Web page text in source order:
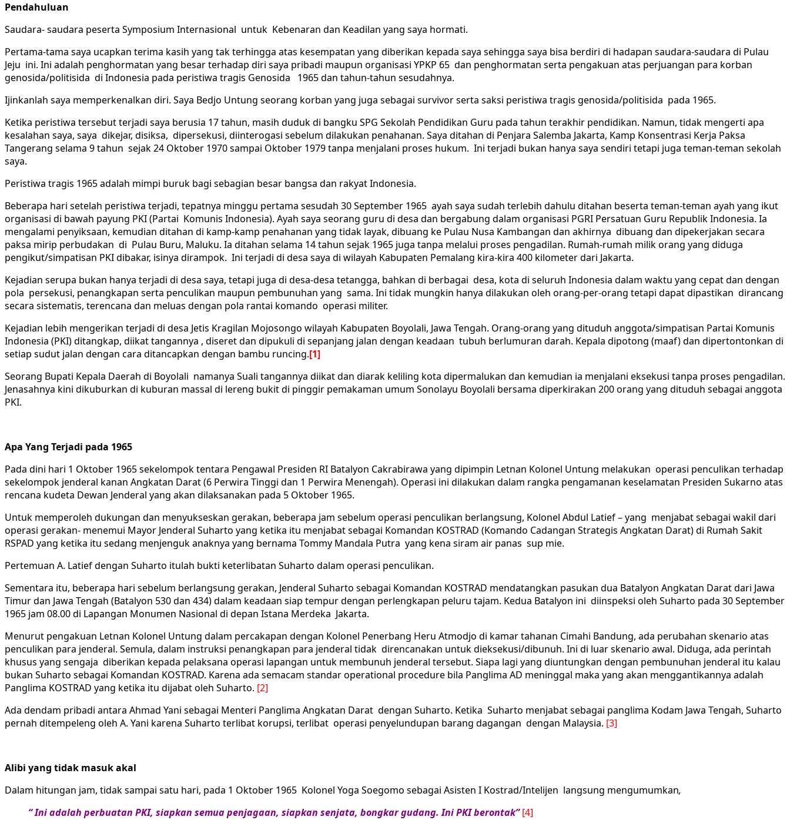
Pendahuluan
Saudara- saudara peserta Symposium Internasional untuk Kebenaran dan Keadilan yang saya hormati.
Pertama-tama saya ucapkan terima kasih yang tak terhingga atas kesempatan yang diberikan kepada saya sehingga saya bisa berdiri di hadapan saudara-saudara di Pulau
Jeju ini. Ini adalah penghormatan yang besar terhadap diri saya pribadi maupun organisasi YPKP 65 dan penghormatan serta pengakuan atas perjuangan para korban
genosida/politisida di Indonesia pada peristiwa tragis Genosida 1965 dan tahun-tahun sesudahnya.
Ijinkanlah saya memperkenalkan diri. Saya Bedjo Untung seorang korban yang juga sebagai survivor serta saksi peristiwa tragis genosida/politisida pada 1965.
Ketika peristiwa tersebut terjadi saya berusia 17 tahun, masih duduk di bangku SPG Sekolah Pendidikan Guru pada tahun terakhir pendidikan. Namun, tidak mengerti apa
kesalahan saya, saya dikejar, disiksa, dipersekusi, diinterogasi sebelum dilakukan penahanan. Saya ditahan di Penjara Salemba Jakarta, Kamp Konsentrasi Kerja Paksa
Tangerang selama 9 tahun sejak 24 Oktober 1970 sampai Oktober 1979 tanpa menjalani proses hukum. Ini terjadi bukan hanya saya sendiri tetapi juga teman-teman sekolah
saya.
Peristiwa tragis 1965 adalah mimpi buruk bagi sebagian besar bangsa dan rakyat Indonesia.
Beberapa hari setelah peristiwa terjadi, tepatnya minggu pertama sesudah 30 September 1965 ayah saya sudah terlebih dahulu ditahan beserta teman-teman ayah yang ikut
organisasi di bawah payung PKI (Partai Komunis Indonesia). Ayah saya seorang guru di desa dan bergabung dalam organisasi PGRI Persatuan Guru Republik Indonesia. Ia
mengalami penyiksaan, kemudian ditahan di kamp-kamp penahanan yang tidak layak, dibuang ke Pulau Nusa Kambangan dan akhirnya dibuang dan dipekerjakan secara
paksa mirip perbudakan di Pulau Buru, Maluku. Ia ditahan selama 14 tahun sejak 1965 juga tanpa melalui proses pengadilan. Rumah-rumah milik orang yang diduga
pengikut/simpatisan PKI dibakar, isinya dirampok. Ini terjadi di desa saya di wilayah Kabupaten Pemalang kira-kira 400 kilometer dari Jakarta.
Kejadian serupa bukan hanya terjadi di desa saya, tetapi juga di desa-desa tetangga, bahkan di berbagai desa, kota di seluruh Indonesia dalam waktu yang cepat dan dengan
pola persekusi, penangkapan serta penculikan maupun pembunuhan yang sama. Ini tidak mungkin hanya dilakukan oleh orang-per-orang tetapi dapat dipastikan dirancang
secara sistematis, terencana dan meluas dengan pola rantai komando operasi militer.
Kejadian lebih mengerikan terjadi di desa Jetis Kragilan Mojosongo wilayah Kabupaten Boyolali, Jawa Tengah. Orang-orang yang dituduh anggota/simpatisan Partai Komunis
Indonesia (PKI) ditangkap, diikat tangannya , diseret dan dipukuli di sepanjang jalan dengan keadaan tubuh berlumuran darah. Kepala dipotong (maaf) dan dipertontonkan di
setiap sudut jalan dengan cara ditancapkan dengan bambu runcing.[1]
Seorang Bupati Kepala Daerah di Boyolali namanya Suali tangannya diikat dan diarak keliling kota dipermalukan dan kemudian ia menjalani eksekusi tanpa proses pengadilan.
Jenasahnya kini dikuburkan di kuburan massal di lereng bukit di pinggir pemakaman umum Sonolayu Boyolali bersama diperkirakan 200 orang yang dituduh sebagai anggota
PKI.
Apa Yang Terjadi pada 1965
Pada dini hari 1 Oktober 1965 sekelompok tentara Pengawal Presiden RI Batalyon Cakrabirawa yang dipimpin Letnan Kolonel Untung melakukan operasi penculikan terhadap
sekelompok jenderal kanan Angkatan Darat (6 Perwira Tinggi dan 1 Perwira Menengah). Operasi ini dilakukan dalam rangka pengamanan keselamatan Presiden Sukarno atas
rencana kudeta Dewan Jenderal yang akan dilaksanakan pada 5 Oktober 1965.
Untuk memperoleh dukungan dan menyukseskan gerakan, beberapa jam sebelum operasi penculikan berlangsung, Kolonel Abdul Latief – yang menjabat sebagai wakil dari
operasi gerakan- menemui Mayor Jenderal Suharto yang ketika itu menjabat sebagai Komandan KOSTRAD (Komando Cadangan Strategis Angkatan Darat) di Rumah Sakit
RSPAD yang ketika itu sedang menjenguk anaknya yang bernama Tommy Mandala Putra yang kena siram air panas sup mie.
Pertemuan A. Latief dengan Suharto itulah bukti keterlibatan Suharto dalam operasi penculikan.
Sementara itu, beberapa hari sebelum berlangsung gerakan, Jenderal Suharto sebagai Komandan KOSTRAD mendatangkan pasukan dua Batalyon Angkatan Darat dari Jawa
Timur dan Jawa Tengah (Batalyon 530 dan 434) dalam keadaan siap tempur dengan perlengkapan peluru tajam. Kedua Batalyon ini diinspeksi oleh Suharto pada 30 September
1965 jam 08.00 di Lapangan Monumen Nasional di depan Istana Merdeka Jakarta.
Menurut pengakuan Letnan Kolonel Untung dalam percakapan dengan Kolonel Penerbang Heru Atmodjo di kamar tahanan Cimahi Bandung, ada perubahan skenario atas
penculikan para jenderal. Semula, dalam instruksi penangkapan para jenderal tidak direncanakan untuk dieksekusi/dibunuh. Ini di luar skenario awal. Diduga, ada perintah
khusus yang sengaja diberikan kepada pelaksana operasi lapangan untuk membunuh jenderal tersebut. Siapa lagi yang diuntungkan dengan pembunuhan jenderal itu kalau
bukan Suharto sebagai Komandan KOSTRAD. Karena ada semacam standar operational procedure bila Panglima AD meninggal maka yang akan menggantikannya adalah
Panglima KOSTRAD yang ketika itu dijabat oleh Suharto. [2]
Ada dendam pribadi antara Ahmad Yani sebagai Menteri Panglima Angkatan Darat dengan Suharto. Ketika Suharto menjabat sebagai panglima Kodam Jawa Tengah, Suharto
pernah ditempeleng oleh A. Yani karena Suharto terlibat korupsi, terlibat operasi penyelundupan barang dagangan dengan Malaysia. [3]
Alibi yang tidak masuk akal
Dalam hitungan jam, tidak sampai satu hari, pada 1 Oktober 1965 Kolonel Yoga Soegomo sebagai Asisten I Kostrad/Intelijen langsung mengumumkan,
“ Ini adalah perbuatan PKI, siapkan semua penjagaan, siapkan senjata, bongkar gudang. Ini PKI berontak”[4]